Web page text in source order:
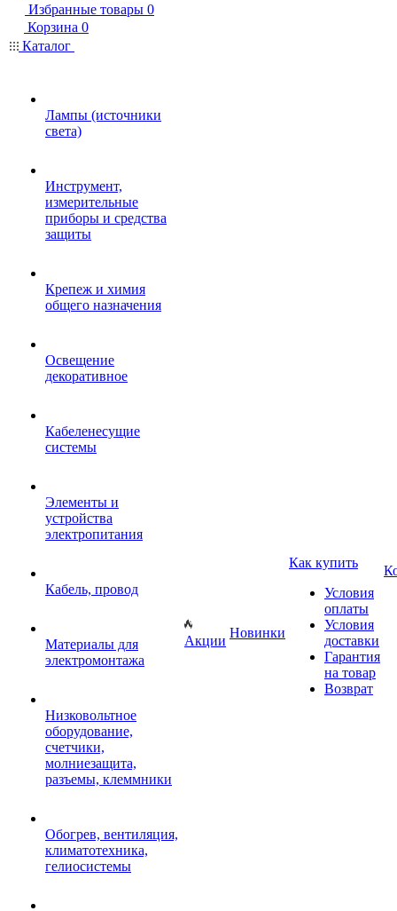
Избранные товары 0
Корзина 0
Каталог
Лампы (источники
света)
Инструмент,
измерительные
приборы и средства
защиты
Крепеж и химия
общего назначения
Освещение
декоративное
Кабеленесущие
системы
Элементы и
устройства
электропитания
Кабель, провод
Материалы для
электромонтажа
Низковольтное
оборудование,
счетчики,
молниезащита,
разъемы, клеммники
Обогрев, вентиляция,
климатотехника,
гелиосистемы
Акции
Новинки
Как купить
Условия
оплаты
Условия
доставки
Гарантия
на товар
Возврат